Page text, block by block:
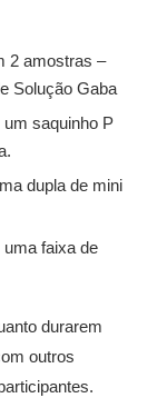
2 amostras –
Solução Gaba
um saquinho P
dupla de mini
uma faixa de
durarem
outros